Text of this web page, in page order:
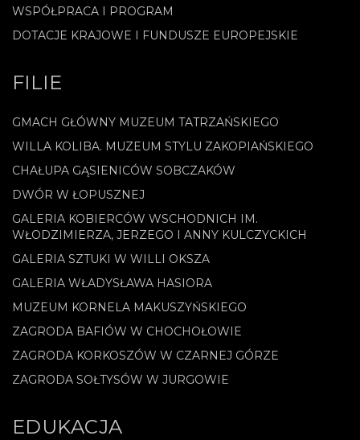
WSPÓŁPRACA I PROGRAM
DOTACJE KRAJOWE I FUNDUSZE EUROPEJSKIE
FILIE
GMACH GŁÓWNY MUZEUM TATRZAŃSKIEGO
WILLA KOLIBA. MUZEUM STYLU ZAKOPIAŃSKIEGO
CHAŁUPA GĄSIENICÓW SOBCZAKÓW
DWÓR W ŁOPUSZNEJ
GALERIA KOBIERCÓW WSCHODNICH IM.
WŁODZIMIERZA, JERZEGO I ANNY KULCZYCKICH
GALERIA SZTUKI W WILLI OKSZA
GALERIA WŁADYSŁAWA HASIORA
MUZEUM KORNELA MAKUSZYŃSKIEGO
ZAGRODA BAFIÓW W CHOCHOŁOWIE
ZAGRODA KORKOSZÓW W CZARNEJ GÓRZE
ZAGRODA SOŁTYSÓW W JURGOWIE
EDUKACJA